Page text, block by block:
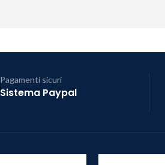
Pagamenti sicuri
Sistema Paypal